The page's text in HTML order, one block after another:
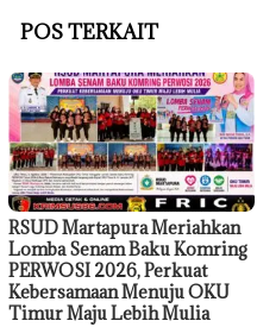
POS TERKAIT
RSUD Martapura Meriahkan
Lomba Senam Baku Komring
PERWOSI 2026, Perkuat
Kebersamaan Menuju OKU
Timur Maju Lebih Mulia